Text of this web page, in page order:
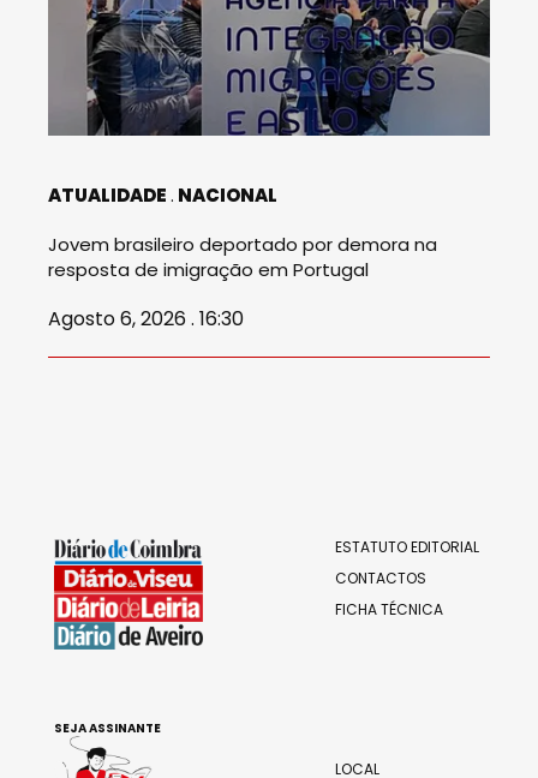
ATUALIDADE NACIONAL
Jovem brasileiro deportado por demora na
resposta de imigração em Portugal
Agosto 6, 2026 . 16:30
ESTATUTO EDITORIAL
CONTACTOS
FICHA TÉCNICA
LOCAL
SEJA ASSINANTE